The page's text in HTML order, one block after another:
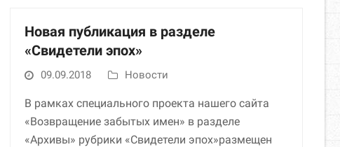
Новая публикация в разделе
«Свидетели эпох»
09.09.2018 Новости
В рамках специального проекта нашего сайта
«Возвращение забытых имен» в разделе
«Архивы» рубрики «Свидетели эпох»размещен